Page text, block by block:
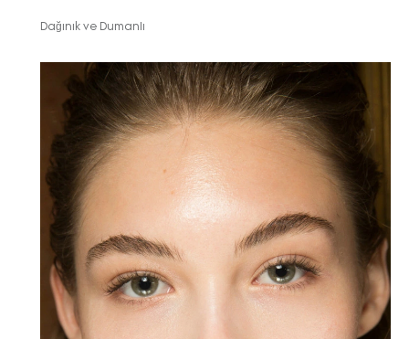
Dağınık ve Dumanlı